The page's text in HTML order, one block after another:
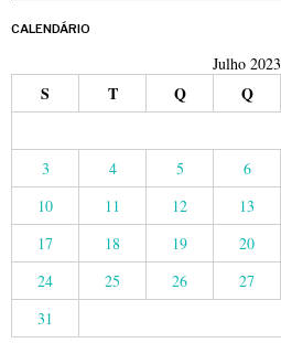
CALENDÁRIO
Julho 2023
S T Q Q
3
4 5 6
10
11 12 13
17
18 19 20
24
25 26 27
31